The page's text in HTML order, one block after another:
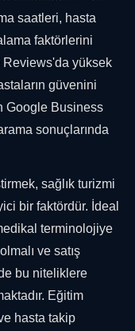
saatleri, hasta
faktörlerini
Reviews'da yüksek
güvenini
Google Business
sonuçlarında
sağlık turizmi
bir faktördür. İdeal
terminolojiye
ve satış
bu niteliklere
Eğitim
hasta takip